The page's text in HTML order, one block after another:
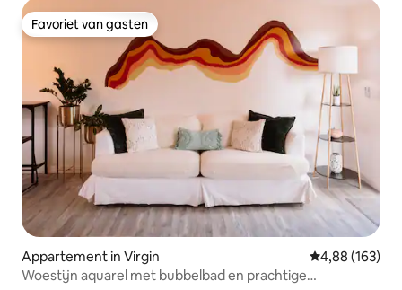
Favoriet van gasten
Favoriet van gasten
Appartement in Virgin Gemiddelde
4,88 (163)
Woestijn aquarel met bubbelbad en prachtige